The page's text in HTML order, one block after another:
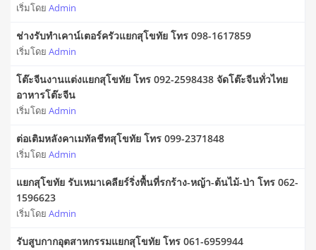
เริ่มโดย Admin
ช่างรับทำเคาน์เตอร์ครัวแยกสุโขทัย โทร 098-1617859
เริ่มโดย Admin
โต๊ะจีนงานแต่งแยกสุโขทัย โทร 092-2598438 จัดโต๊ะจีนทั่วไทย
อาหารโต๊ะจีน
เริ่มโดย Admin
ต่อเติมหลังคาเมทัลชีทสุโขทัย โทร 099-2371848
เริ่มโดย Admin
แยกสุโขทัย รับเหมาเคลียร์ริ่งพื้นที่รกร้าง-หญ้า-ต้นไม้-ป่า โทร 062-
1596623
เริ่มโดย Admin
รับสูบกากอุตสาหกรรมแยกสุโขทัย โทร 061-6959944